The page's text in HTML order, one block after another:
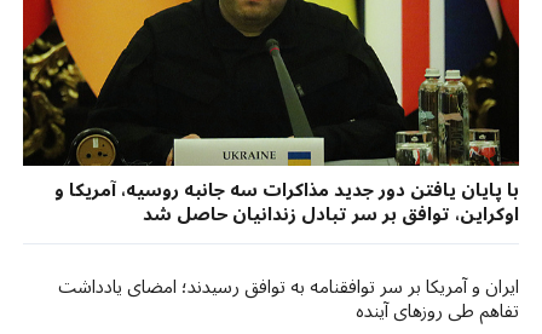
با پایان یافتن دور جدید مذاکرات سه جانبه روسیه، آمریکا و
اوکراین، توافق بر سر تبادل زندانیان حاصل شد
ایران و آمریکا بر سر توافقنامه به توافق رسیدند؛ امضای یادداشت
تفاهم طی روزهای آینده